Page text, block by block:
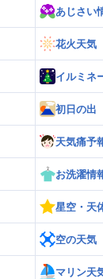
あじさい
花火天気
イルミネ
初日の出
天気痛予
お洗濯情
星空・天
空の天気
マリン天